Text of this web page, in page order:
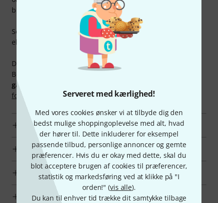
Serveret med kærlighed!
Med vores cookies ønsker vi at tilbyde dig den
bedst mulige shoppingoplevelse med alt, hvad
der hører til. Dette inkluderer for eksempel
passende tilbud, personlige annoncer og gemte
præferencer. Hvis du er okay med dette, skal du
blot acceptere brugen af cookies til præferencer,
statistik og markedsføring ved at klikke på "I
orden!" (vis alle).
Du kan til enhver tid trække dit samtykke tilbage
brugsspor!
Selvfølgelig kan du også anmode om returnering telefonisk
eller via e-mail.
Disse betingelser gælder vor vores Money-Back-garanti.
Betingelserne for
garantibetingelser
forretningsbetingelser (AGB).
3 års garanti
Højeste betalingssikkerhed
Hvad sker der, når ordren er afgivet?
Betalingsmåder